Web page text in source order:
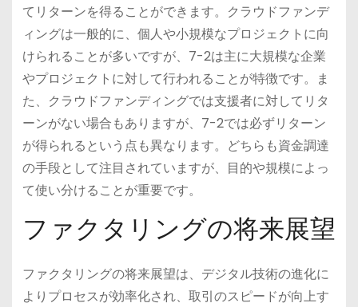
てリターンを得ることができます。クラウドファンデ
ィングは一般的に、個人や小規模なプロジェクトに向
けられることが多いですが、7-2は主に大規模な企業
やプロジェクトに対して行われることが特徴です。ま
た、クラウドファンディングでは支援者に対してリタ
ーンがない場合もありますが、7-2では必ずリターン
が得られるという点も異なります。どちらも資金調達
の手段として注目されていますが、目的や規模によっ
て使い分けることが重要です。
ファクタリングの将来展望
ファクタリングの将来展望は、デジタル技術の進化に
よりプロセスが効率化され、取引のスピードが向上す